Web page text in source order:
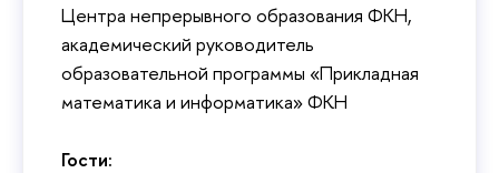
Центра непрерывного образования ФКН,
академический руководитель
образовательной программы «Прикладная
математика и информатика» ФКН
Гости: